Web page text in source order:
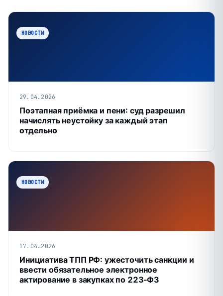
НОВОСТИ
29.04.2026
Поэтапная приёмка и пени: суд разрешил
начислять неустойку за каждый этап
отдельно
НОВОСТИ
17.04.2026
Инициатива ТПП РФ: ужесточить санкции и
ввести обязательное электронное
актирование в закупках по 223‑ФЗ